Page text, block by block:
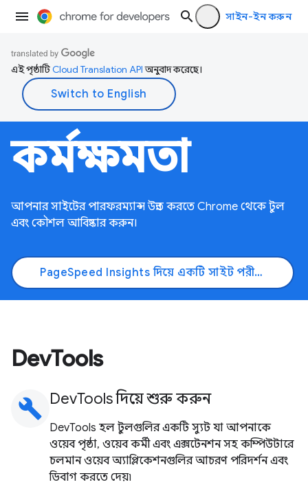
সাইন-ইন করুন
এই পৃষ্ঠাটিCloud Translation APIঅনুবাদ করেছে।
কর্মক্ষমতা
আপনার সাইটের পারফরম্যান্স উন্নত করতে Chrome থেকে টুল
এবং কৌশল আবিষ্কার করুন।
PageSpeed ​​Insights দিয়ে একটি সাইট পরীক্ষা করুন
DevTools
build DevTools দিয়ে শুরু করুন
DevTools হল টুলগুলির একটি স্যুট যা আপনাকে
ওয়েব পৃষ্ঠা, ওয়েব কর্মী এবং এক্সটেনশন সহ কম্পিউটারে
চলমান ওয়েব অ্যাপ্লিকেশনগুলির আচরণ পরিদর্শন এবং
ডিবাগ করতে দেয়৷